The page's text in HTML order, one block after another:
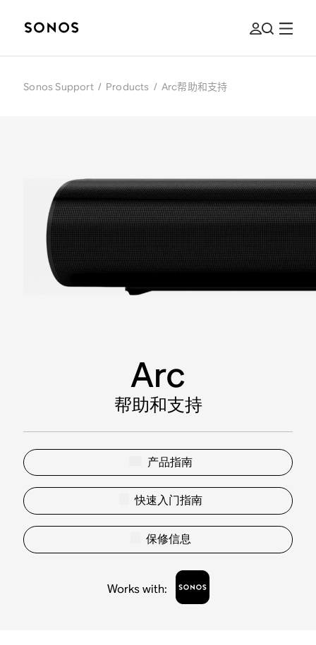
Sonos Support / Products / Arc帮助和支持
Arc
帮助和支持
产品指南
快速入门指南
保修信息
Works with: